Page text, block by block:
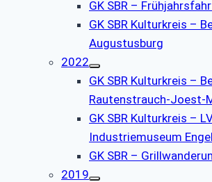
GK SBR –
GK SBR Kulturkreis –
Augustusburg
2022
GK SBR Kulturkreis –
Rautenstrauch-Joest-
GK SBR Kulturkreis –
Industriemuseum
GK SBR –
2019